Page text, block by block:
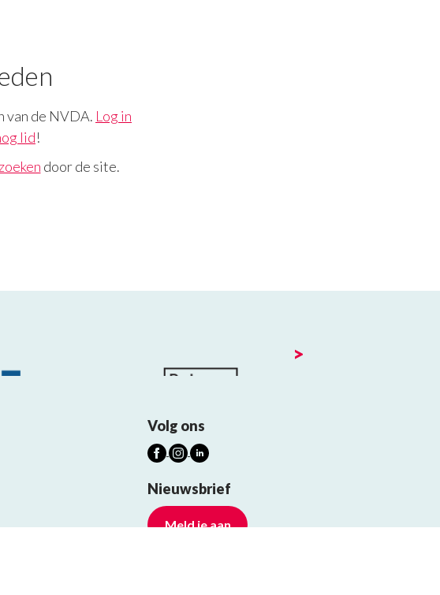
van de NVDA. Log in
lid!
zoeken door de site.
>
Volg ons
Nieuwsbrief
Meld je aan